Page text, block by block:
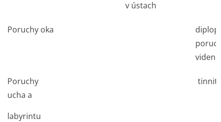
v ústach
Poruchy oka
Poruchy
ucha a
labyrintu